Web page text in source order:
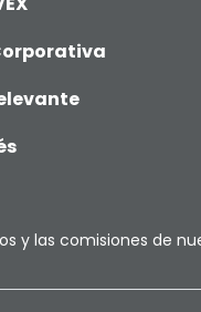
y las comisiones de